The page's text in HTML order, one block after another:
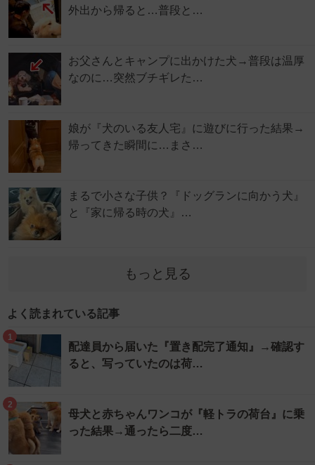
外出から帰ると…普段と…
お父さんとキャンプに出かけた犬→普段は温厚
なのに…突然ブチギレた…
娘が『犬のいる友人宅』に遊びに行った結果→
帰ってきた瞬間に…まさ…
まるで小さな子供？『ドッグランに向かう犬』
と『家に帰る時の犬』…
もっと見る
よく読まれている記事
1
配達員から届いた『置き配完了通知』→確認す
ると、写っていたのは荷…
2
母犬と赤ちゃんワンコが『軽トラの荷台』に乗
った結果→通ったら二度…